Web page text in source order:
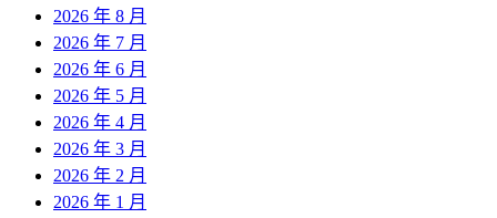
2026 年 8 月
2026 年 7 月
2026 年 6 月
2026 年 5 月
2026 年 4 月
2026 年 3 月
2026 年 2 月
2026 年 1 月